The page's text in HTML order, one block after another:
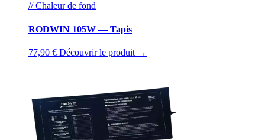
// Chaleur de fond
RODWIN 105W — Tapis
77,90 € Découvrir le produit →